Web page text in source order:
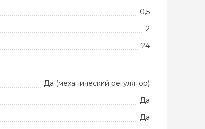
0,5
2
24
Да (механический регулятор)
Да
Да